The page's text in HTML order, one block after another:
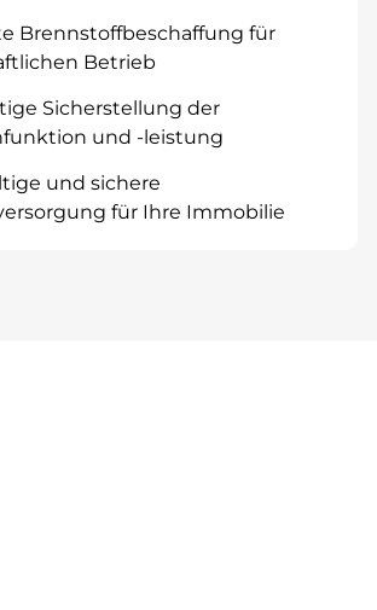
Brennstoffbeschaffung für
Betrieb
Sicherstellung der
und -leistung
und sichere
für Ihre Immobilie